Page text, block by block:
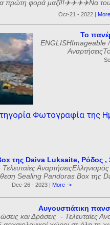
πρώτη φορά μαζί!!✈️✈️✈️✈️Να
Oct-21 - 2022 |
Το
ENGLISHImageable /
Φωτογραφία της
της Daiva Luksaite, Ρόδος ,
Sealing Pandoras Box της
Dec-26 - 2023 | More ->
Αυγουστιάτικη
και Δράσεις - Τελευταίες